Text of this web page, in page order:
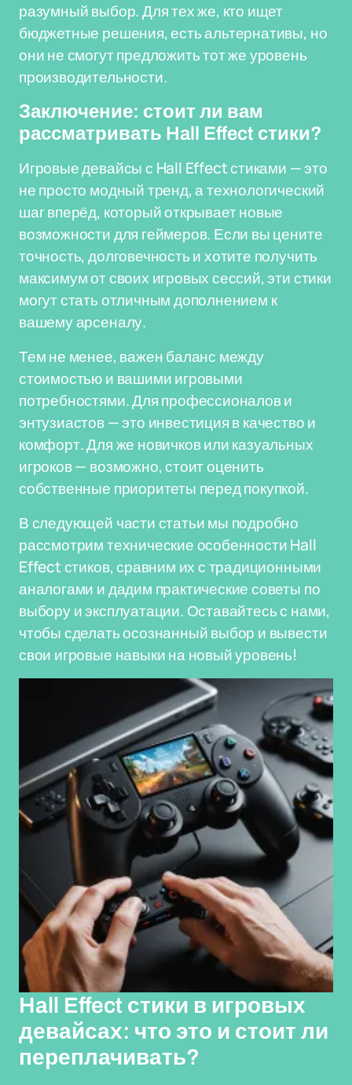
разумный выбор. Для тех же, кто ищет
бюджетные решения, есть альтернативы, но
они не смогут предложить тот же уровень
производительности.
Заключение: стоит ли вам
рассматривать Hall Effect стики?
Игровые девайсы с Hall Effect стиками — это
не просто модный тренд, а технологический
шаг вперёд, который открывает новые
возможности для геймеров. Если вы цените
точность, долговечность и хотите получить
максимум от своих игровых сессий, эти стики
могут стать отличным дополнением к
вашему арсеналу.
Тем не менее, важен баланс между
стоимостью и вашими игровыми
потребностями. Для профессионалов и
энтузиастов — это инвестиция в качество и
комфорт. Для же новичков или казуальных
игроков — возможно, стоит оценить
собственные приоритеты перед покупкой.
В следующей части статьи мы подробно
рассмотрим технические особенности Hall
Effect стиков, сравним их с традиционными
аналогами и дадим практические советы по
выбору и эксплуатации. Оставайтесь с нами,
чтобы сделать осознанный выбор и вывести
свои игровые навыки на новый уровень!
Hall Effect стики в игровых
девайсах: что это и стоит ли
переплачивать?